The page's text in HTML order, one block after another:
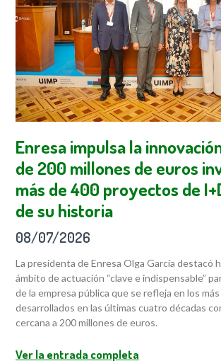
Enresa impulsa la
de 200 millones de euros
más de 400 proyectos de
de su historia
08/07/2026
La presidenta de Enresa Olga García destacó
ámbito de actuación “clave e indispensable”
de la empresa pública que se refleja en los
desarrollados en las últimas cuatro décadas
cercana a 200 millones de euros.
Ver la entrada completa